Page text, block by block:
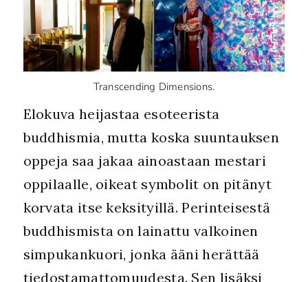
Transcending Dimensions.
Elokuva heijastaa esoteerista
buddhismia, mutta koska suuntauksen
oppeja saa jakaa ainoastaan mestari
oppilaalle, oikeat symbolit on pitänyt
korvata itse keksityillä. Perinteisestä
buddhismista on lainattu valkoinen
simpukankuori, jonka ääni herättää
tiedostamattomuudesta. Sen lisäksi